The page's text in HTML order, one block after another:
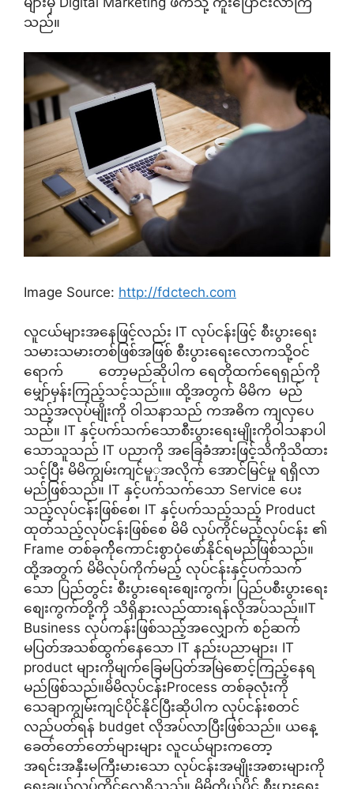
သည်။
Image Source: http://fdctech.com
လူငယ်များအနေဖြင့်လည်း IT လုပ်ငန်းဖြင့် စီးပွားရေး
သမားသမားတစ်ဖြစ်အဖြစ် စီးပွားရေးလောကသို့ဝင်
ရောက် တော့မည်ဆိုပါက ရေတိုထက်ရေရှည်ကို
မျှော်မှန်းကြည့်သင့်သည်။။ ထို့အတွက် မိမိက မည်
သည့်အလုပ်မျိုးကို ဝါသနာသည် ကအဓိက ကျလှပေ
သည်။ IT နှင့်ပက်သက်သောစီးပွားရေးမျိုးကိုဝါသနာပါ
သောသူသည် IT ပညာကို အခြေခံအားဖြင့်သိကိုသိထား
သင့်ပြီး မိမိကျွမ်းကျင်မူှအလိုက် အောင်မြင်မှု ရရှိလာ
မည်ဖြစ်သည်။ IT နှင့်ပက်သက်သော Service ပေး
သည့်လုပ်ငန်းဖြစ်စေ၊ IT နှင့်ပက်သည့်သည့် Product
ထုတ်သည့်လုပ်ငန်းဖြစ်စေ မိမိ လုပ်ကိုင်မည့်လုပ်ငန်း ၏
Frame တစ်ခုက်ိုကောင်းစွာပုံဖော်နိုင်ရမည်ဖြစ်သည်။
ထို့အတွက် မိမိလုပ်ကိုက်မည့် လုပ်ငန်းနှင့်ပက်သက်
သော ပြည်တွင်း စီးပွားရေးစျေးကွက်၊ ပြည်ပစီးပွားရေး
စျေးကွက်တို့ကို သိရှိနားလည်ထားရန်လိုအပ်သည်။IT
Business လုပ်ကန်းဖြစ်သည့်အလျှောက် စဉ်ဆက်
မပြတ်အသစ်ထွက်နေသော IT နည်းပညာများ၊ IT
product များကိုမျက်ခြေမပြတ်အမြဲစောင့်ကြည့်နေရ
မည်ဖြစ်သည်။မိမိလုပ်ငန်းProcess တစ်ခုလုံးကို
သေချာကျွမ်းကျင်ပိုင်နိုင်ပြီးဆိုပါက လုပ်ငန်းစတင်
လည်ပတ်ရန် budget လိုအပ်လာပြီးဖြစ်သည်။ ယနေ့
ခေတ်တော်တော်များများ လူငယ်များကတော့
အရင်းအနှီးမကြီးမားသော လုပ်ငန်းအမျိုးအစားများကို